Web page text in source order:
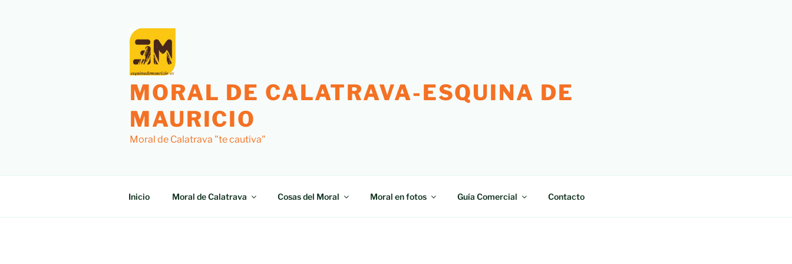
MORAL DE CALATRAVA-ESQUINA DE
MAURICIO
Moral de Calatrava "te cautiva"
Inicio Moral de Calatrava Cosas del Moral Moral en fotos Guía Comercial Contacto